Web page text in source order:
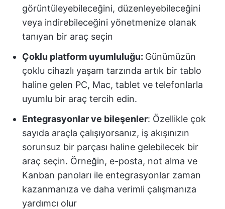
görüntüleyebileceğini, düzenleyebileceğini
veya indirebileceğini yönetmenize olanak
tanıyan bir araç seçin
Çoklu platform uyumluluğu: Günümüzün
çoklu cihazlı yaşam tarzında artık bir tablo
haline gelen PC, Mac, tablet ve telefonlarla
uyumlu bir araç tercih edin.
Entegrasyonlar ve bileşenler: Özellikle çok
sayıda araçla çalışıyorsanız, iş akışınızın
sorunsuz bir parçası haline gelebilecek bir
araç seçin. Örneğin, e-posta, not alma ve
Kanban panoları ile entegrasyonlar zaman
kazanmanıza ve daha verimli çalışmanıza
yardımcı olur